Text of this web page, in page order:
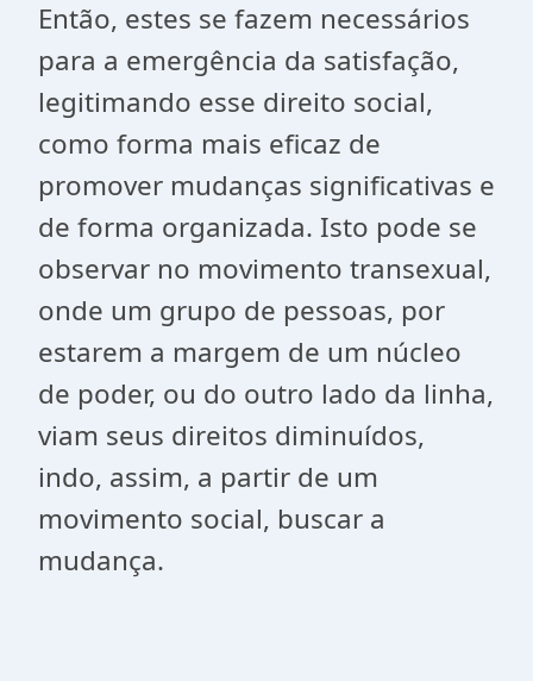
Então, estes se fazem necessários
para a emergência da satisfação,
legitimando esse direito social,
como forma mais eficaz de
promover mudanças significativas e
de forma organizada. Isto pode se
observar no movimento transexual,
onde um grupo de pessoas, por
estarem a margem de um núcleo
de poder, ou do outro lado da linha,
viam seus direitos diminuídos,
indo, assim, a partir de um
movimento social, buscar a
mudança.